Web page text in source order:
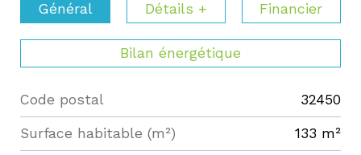
Général Détails + Financier
Bilan énergétique
Label Value
Code postal 32450
Surface habitable (m²) 133 m²